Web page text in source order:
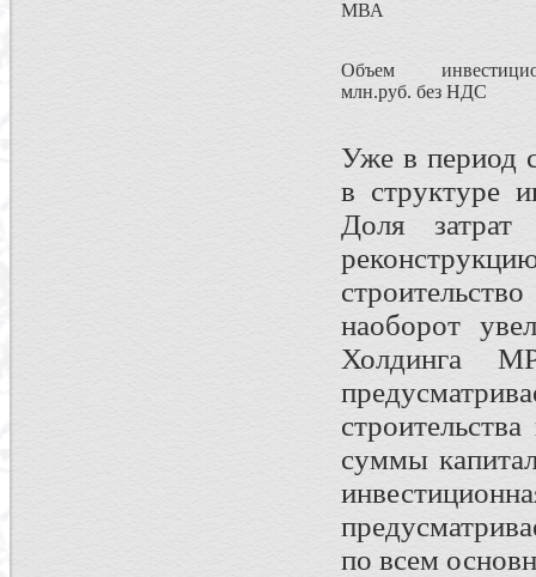
МВА
Объем
млн.руб. без НДС
Уже в период
в структуре
Доля затрат
наоборот
Холдинга
суммы
по всем